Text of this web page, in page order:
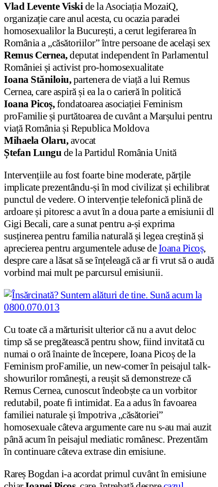
Vlad Levente Viskide la Asociația MozaiQ,
organizație care anul acesta, cu ocazia paradei
homosexualilor la București, a cerut legiferarea în
România a „căsătoriilor” între persoane de același sex
Remus Cernea,deputat independent în Parlamentul
României și activist pro-homosexualitate
Ioana Stăniloiu,partenera de viață a lui Remus
Cernea, care aspiră și ea la o carieră în politică
Ioana Picoș,fondatoarea asociației Feminism
proFamilie și purtătoarea de cuvânt a Marșului pentru
viață România și Republica Moldova
Mihaela Olaru,avocat
Ștefan Lungu de la Partidul România Unită
Intervențiile au fost foarte bine moderate, părțile
implicate prezentându-și în mod civilizat și echilibrat
punctul de vedere. O intervenție telefonică plină de
ardoare și pitoresc a avut în a doua parte a emisiunii dl
Gigi Becali, care a sunat pentru a-și exprima
susținerea pentru familia naturală și legea creștină și
aprecierea pentru argumentele aduse deIoana Picoș,
despre care a lăsat să se înțeleagă că ar fi vrut să o audă
vorbind mai mult pe parcursul emisiunii.
Cu toate că a mărturisit ulterior că nu a avut deloc
timp să se pregătească pentru show, fiind invitată cu
numai o oră înainte de începere, Ioana Picoș de la
Feminism proFamilie, un new-comer în peisajul talk-
showurilor românești, a reușit să demonstreze că
Remus Cernea, cunoscut îndeobște ca un vorbitor
redutabil, poate fi intimidat. Ea a adus în favoarea
familiei naturale și împotriva „căsătoriei”
homosexuale câteva argumente care nu s-au mai auzit
până acum în peisajul mediatic românesc. Prezentăm
în continuare câteva extrase din emisiune.
Rareș Bogdan i-a acordat primul cuvânt în emisiune